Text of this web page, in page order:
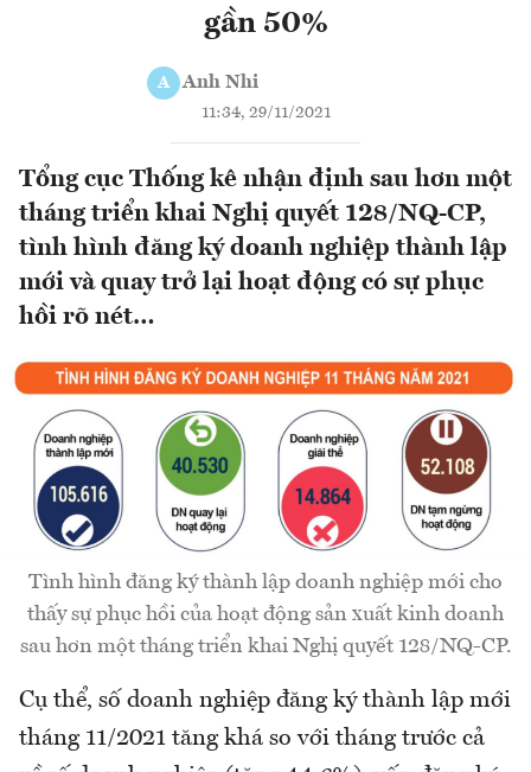
gần 50%
A Anh Nhi
11:34, 29/11/2021
Tổng cục Thống kê nhận định sau hơn một
tháng triển khai Nghị quyết 128/NQ-CP,
tình hình đăng ký doanh nghiệp thành lập
mới và quay trở lại hoạt động có sự phục
hồi rõ nét…
Tình hình đăng ký thành lập doanh nghiệp mới cho
thấy sự phục hồi của hoạt động sản xuất kinh doanh
sau hơn một tháng triển khai Nghị quyết 128/NQ-CP.
Cụ thể, số doanh nghiệp đăng ký thành lập mới
tháng 11/2021 tăng khá so với tháng trước cả